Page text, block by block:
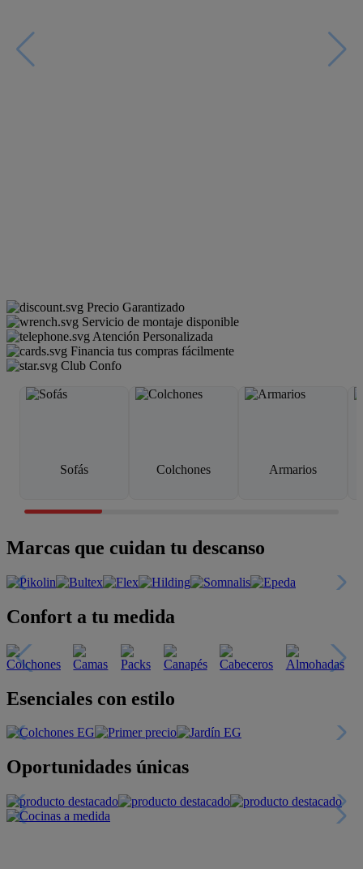
Precio Garantizado
Servicio de montaje disponible
Atención Personalizada
Financia tus compras fácilmente
Club Confo
Sofás Colchones Armarios
Marcas que cuidan tu descanso
Confort a tu medida
Esenciales con estilo
Oportunidades únicas